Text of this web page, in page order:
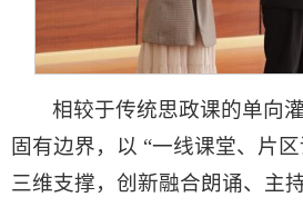
相较于传统思政课的单向
固有边界，以 “一线课堂、片
三维支撑，创新融合朗诵、主